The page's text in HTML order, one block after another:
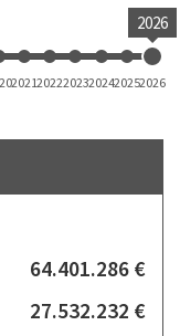
2026
202120222023202420252026
64.401.286 €
27.532.232 €